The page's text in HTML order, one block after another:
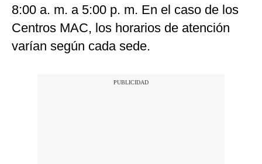
8:00 a. m. a 5:00 p. m. En el caso de los
Centros MAC, los horarios de atención
varían según cada sede.